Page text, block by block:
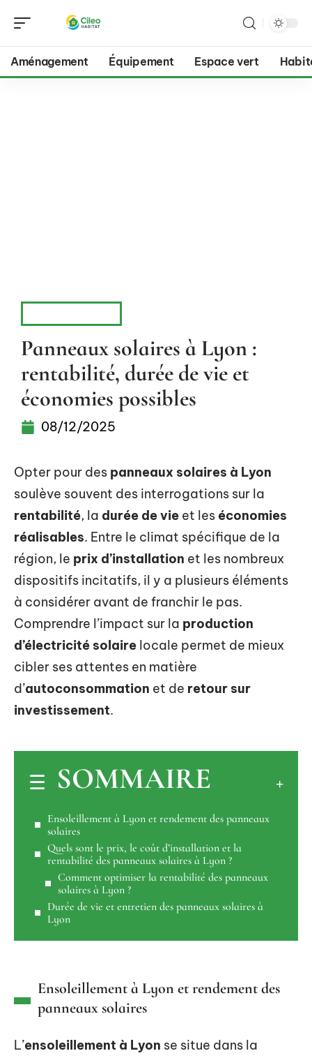
Aménagement Équipement Espace vert
Panneaux solaires à Lyon :
rentabilité, durée de vie et
économies possibles
08/12/2025
Opter pour des panneaux solaires à Lyon
soulève souvent des interrogations sur la
rentabilité, la durée de vie et les économies
réalisables. Entre le climat spécifique de la
région, le prix d’installation et les nombreux
dispositifs incitatifs, il y a plusieurs éléments
à considérer avant de franchir le pas.
Comprendre l’impact sur la production
d’électricité solaire locale permet de mieux
cibler ses attentes en matière
d’autoconsommation et de retour sur
investissement.
SOMMAIRE
Ensoleillement à Lyon et rendement des panneaux
solaires
Quels sont le prix, le coût d’installation et la
rentabilité des panneaux solaires à Lyon ?
Comment optimiser la rentabilité des panneaux
solaires à Lyon ?
Durée de vie et entretien des panneaux solaires à
Lyon
Ensoleillement à Lyon et rendement des
panneaux solaires
L’ensoleillement à Lyon se situe dans la